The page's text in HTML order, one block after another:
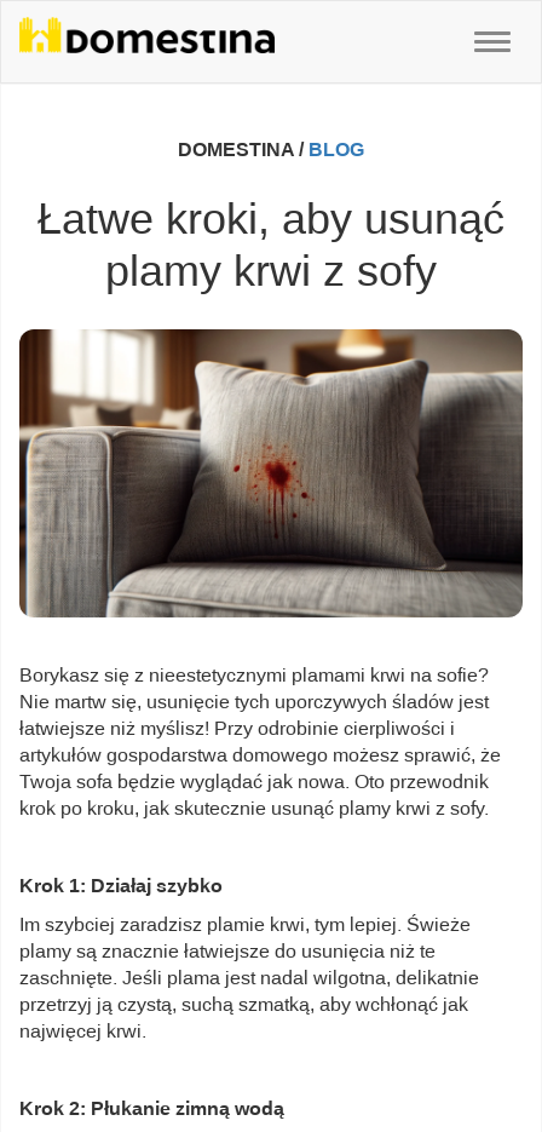
DOMESTINA / BLOG
Łatwe kroki, aby usunąć
plamy krwi z sofy
Borykasz się z nieestetycznymi plamami krwi na sofie?
Nie martw się, usunięcie tych uporczywych śladów jest
łatwiejsze niż myślisz! Przy odrobinie cierpliwości i
artykułów gospodarstwa domowego możesz sprawić, że
Twoja sofa będzie wyglądać jak nowa. Oto przewodnik
krok po kroku, jak skutecznie usunąć plamy krwi z sofy.
Krok 1: Działaj szybko
Im szybciej zaradzisz plamie krwi, tym lepiej. Świeże
plamy są znacznie łatwiejsze do usunięcia niż te
zaschnięte. Jeśli plama jest nadal wilgotna, delikatnie
przetrzyj ją czystą, suchą szmatką, aby wchłonąć jak
najwięcej krwi.
Krok 2: Płukanie zimną wodą